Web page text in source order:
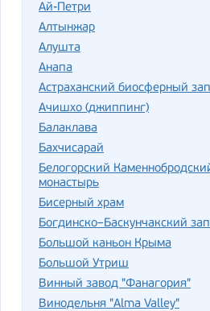
Ай-Петри
Алтынжар
Алушта
Анапа
Астраханский биосферный
Ачишхо (джиппинг)
Балаклава
Бахчисарай
Белогорский
монастырь
Бисерный храм
Богдинско–Баскунчакский
Большой каньон Крыма
Большой Утриш
Винный завод "Фанагория"
Винодельня "Alma Valley"